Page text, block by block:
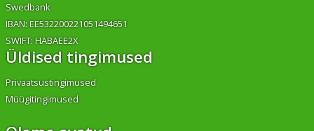
Swedbank
IBAN: EE532200221051494651
SWIFT: HABAEE2X
Üldised tingimused
Privaatsustingimused
Müügitingimused